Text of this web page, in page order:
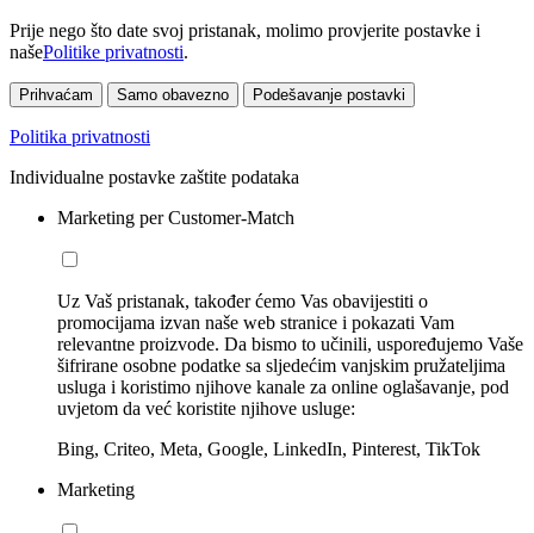
Prije nego što date svoj pristanak, molimo provjerite postavke i
našePolitike privatnosti.
Prihvaćam Samo obavezno Podešavanje postavki
Politika privatnosti
Individualne postavke zaštite podataka
Marketing per Customer-Match
Uz Vaš pristanak, također ćemo Vas obavijestiti o
promocijama izvan naše web stranice i pokazati Vam
relevantne proizvode. Da bismo to učinili, uspoređujemo Vaše
šifrirane osobne podatke sa sljedećim vanjskim pružateljima
usluga i koristimo njihove kanale za online oglašavanje, pod
uvjetom da već koristite njihove usluge:
Bing, Criteo, Meta, Google, LinkedIn, Pinterest, TikTok
Marketing